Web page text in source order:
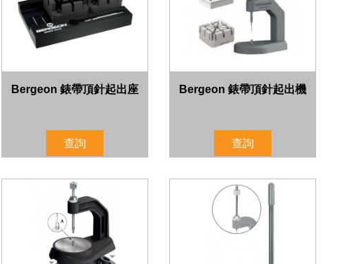
Bergeon 錶帶頂針起出座
查詢
Bergeon 錶帶頂針起出機
查詢